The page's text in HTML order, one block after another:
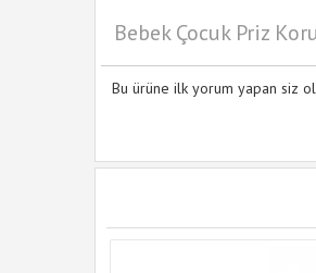
Bebek Çocuk Priz
Bu ürüne ilk yorum yapan siz